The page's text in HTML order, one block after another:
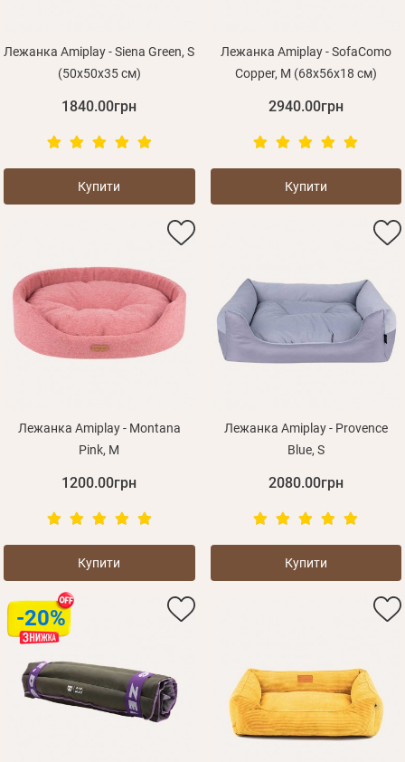
Лежанка Amiplay - Siena Green, S
(50x50x35 см)
1840.00грн
Купити
Лежанка Amiplay - SofaComo
Сopper, M (68x56x18 см)
2940.00грн
Купити
Лежанка Amiplay - Montana
Pink, M
1200.00грн
Купити
Лежанка Amiplay - Provence
Blue, S
2080.00грн
Купити
-20%